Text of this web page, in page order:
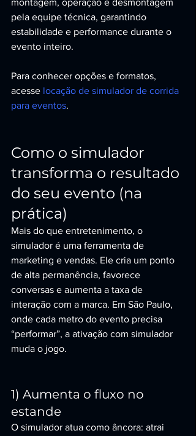
montagem, operação e desmontagem
pela equipe técnica, garantindo
estabilidade e performance durante o
evento inteiro.
Para conhecer opções e formatos,
acesse locação de simulador de corrida
para eventos.
Como o simulador
transforma o resultado
do seu evento (na
prática)
Mais do que entretenimento, o
simulador é uma ferramenta de
marketing e vendas. Ele cria um ponto
de alta permanência, favorece
conversas e aumenta a taxa de
interação com a marca. Em São Paulo,
onde cada metro do evento precisa
“performar”, a ativação com simulador
muda o jogo.
1) Aumenta o fluxo no
estande
O simulador atua como âncora: atrai